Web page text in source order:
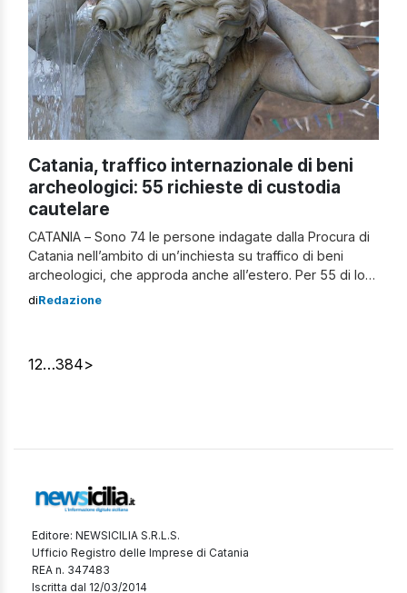
Catania, traffico internazionale di beni
archeologici: 55 richieste di custodia
cautelare
CATANIA – Sono 74 le persone indagate dalla Procura di
Catania nell’ambito di un’inchiesta su traffico di beni
archeologici, che approda anche all’estero. Per 55 di loro
il procuratore aggiunto Fabio Scavone e il sostituto
diRedazione
12…384>
Editore: NEWSICILIA S.R.L.S.
Ufficio Registro delle Imprese di Catania
REA n. 347483
Iscritta dal 12/03/2014